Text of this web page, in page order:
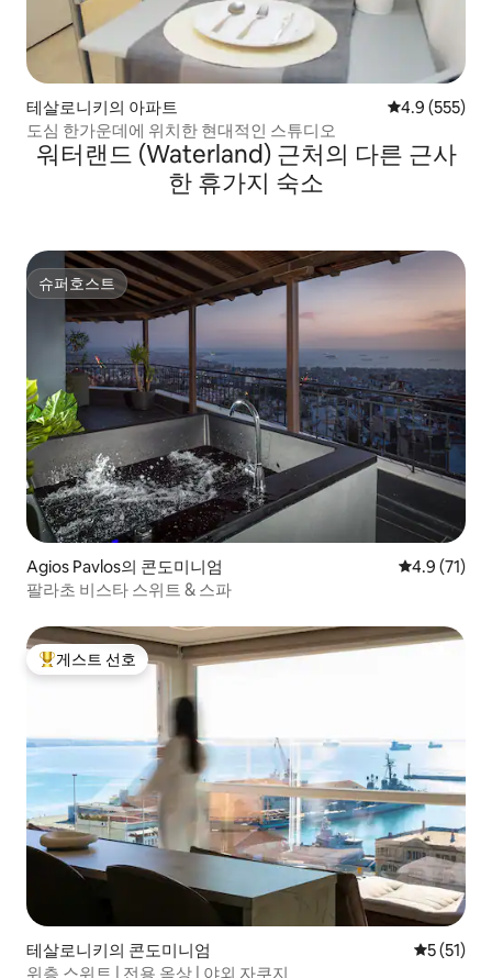
테살로니키의 아파트 평점 4.9점(5
4.9 (555)
도심 한가운데에 위치한 현대적인 스튜디오
워터랜드 (Waterland) 근처의 다른 근사
한 휴가지 숙소
슈퍼호스트
슈퍼호스트
Agios Pavlos의 콘도미니엄 평점 4.9점
4.9 (71)
팔라초 비스타 스위트 & 스파
상위 게스트 선호
게스트 선호
테살로니키의 콘도미니엄 평점 5점
5 (51)
위층 스위트 | 전용 옥상 | 야외 자쿠지